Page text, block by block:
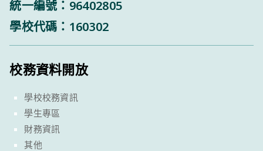
統一編號：96402805
學校代碼：160302
校務資料開放
學校校務資訊
學生專區
財務資訊
其他